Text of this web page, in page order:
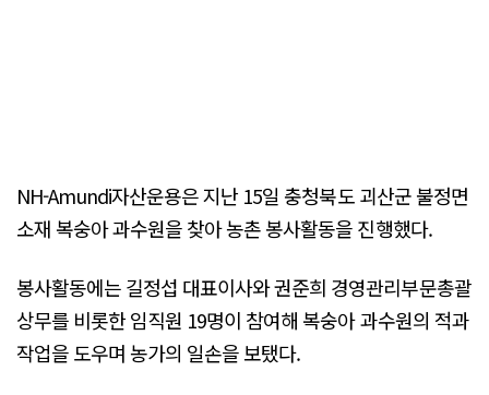
NH-Amundi자산운용은 지난 15일 충청북도 괴산군 불정면
소재 복숭아 과수원을 찾아 농촌 봉사활동을 진행했다.
봉사활동에는 길정섭 대표이사와 권준희 경영관리부문총괄
상무를 비롯한 임직원 19명이 참여해 복숭아 과수원의 적과
작업을 도우며 농가의 일손을 보탰다.